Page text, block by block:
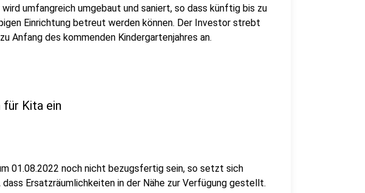
umfangreich umgebaut und saniert, so dass künftig bis zu
Einrichtung betreut werden können. Der Investor strebt
Anfang des kommenden Kindergartenjahres an.
Kita ein
01.08.2022 noch nicht bezugsfertig sein, so setzt sich
Ersatzräumlichkeiten in der Nähe zur Verfügung gestellt.